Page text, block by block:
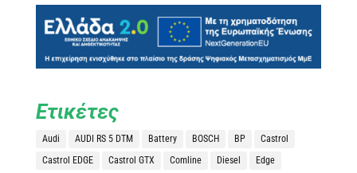
Ετικέτες
Audi AUDI RS 5 DTM Battery BOSCH BP
Castrol
Castrol EDGE
Castrol GTX Comline Diesel
Edge